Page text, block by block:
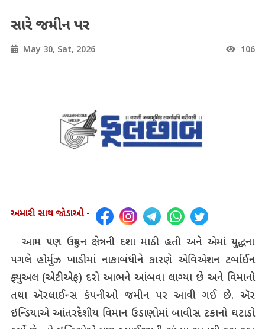
સારે જમીન પર
May 30, Sat, 2026 106
અમારી સાથ જોડાઓ -
આમ પણ ઉડ્ડયન ક્ષેત્રની દશા માઠી હતી અને એમાં યુદ્ધના
પગલે હોર્મુઝ ખાડીમાં નાકાબંધીને કારણે એવિએશન ટર્બાઈન
ફ્યુઅલ (એટીએફ) દરો આભને આંબવા લાગ્યા છે અને વિમાનો
તથા ઍરલાઈન્સ કંપનીઓ જમીન પર આવી ગઈ છે. ઍર
ઇન્ડિયાએ આંતરદેશીય વિમાન ઉડાણોમાં બાવીસ ટકાનો ઘટાડો